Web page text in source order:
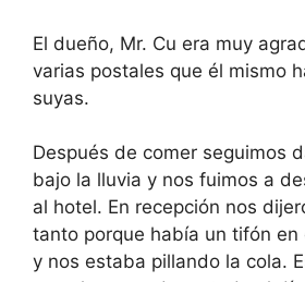
El dueño, Mr. Cu era muy
varias postales que él mismo
suyas.
Después de comer seguimos
bajo la lluvia y nos fuimos a
al hotel. En recepción nos
tanto porque había un tifón en
y nos estaba pillando la cola.